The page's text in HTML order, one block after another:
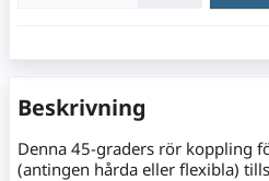
Beskrivning
Denna 45-graders rör koppling
(antingen hårda eller flexibla)